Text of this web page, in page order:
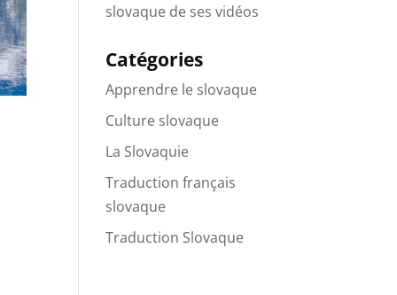
slovaque de ses vidéos
Catégories
Apprendre le slovaque
Culture slovaque
La Slovaquie
Traduction français
slovaque
Traduction Slovaque